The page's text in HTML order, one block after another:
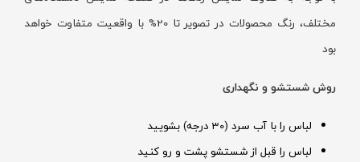
مختلف، رنگ محصولات در تصویر تا 20% با واقعیت متفاوت خواهد
بود
روش شستشو و نگهداری
لباس را با آب سرد (30 درجه) بشویید
لباس را قبل از شستشو پشت و رو کنید